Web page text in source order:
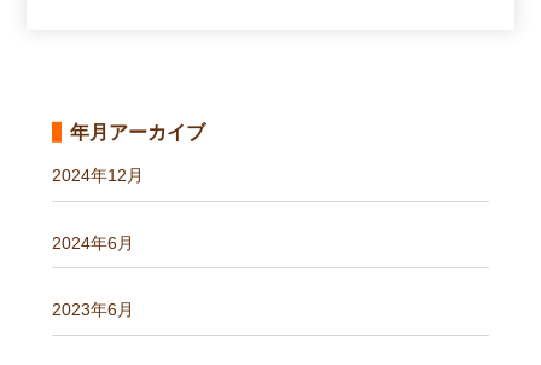
年月アーカイブ
2024年12月
2024年6月
2023年6月